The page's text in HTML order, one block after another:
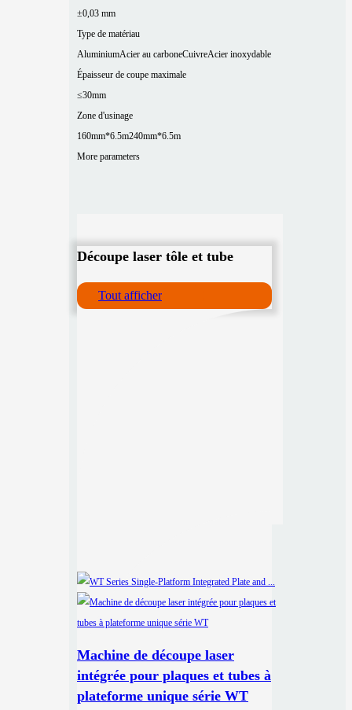
±0,03 mm
Type de matériau
AluminiumAcier au carboneCuivreAcier inoxydable
Épaisseur de coupe maximale
≤30mm
Zone d'usinage
160mm*6.5m240mm*6.5m
More parameters
Découpe laser tôle et tube
Tout afficher
Machine de découpe laser
intégrée pour plaques et tubes à
plateforme unique série WT